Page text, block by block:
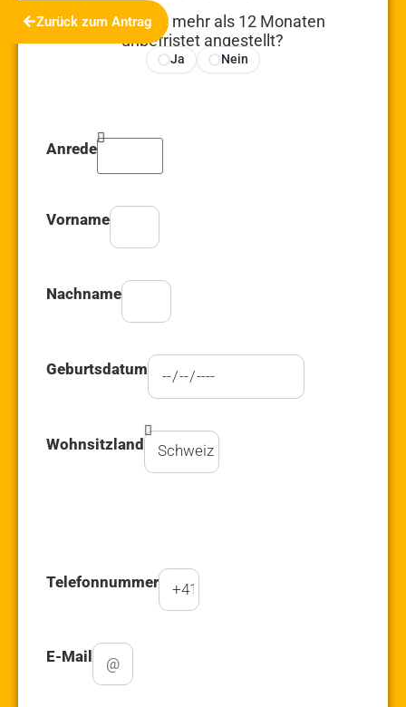
Sind Sie seit mehr als 12 Monaten
unbefristet angestellt?
Ja Nein
Anrede
Vorname
Nachname
Geburtsdatum
Wohnsitzland
Telefonnummer
E-Mail
Zurück zum Antrag